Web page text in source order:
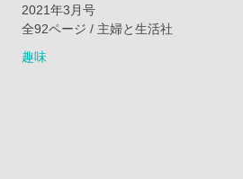
2021年3月号
全92ページ / 主婦と生活社
趣味